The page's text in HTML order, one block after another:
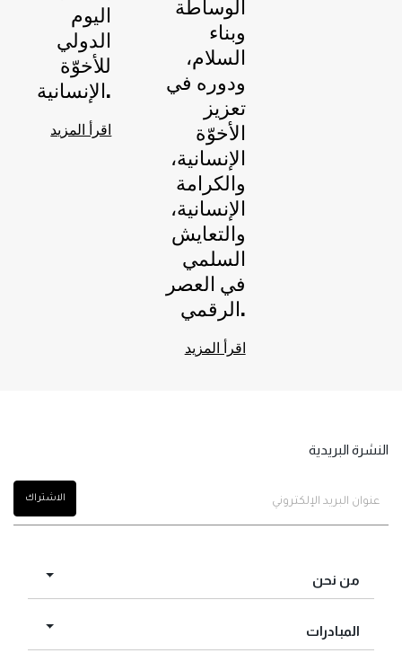
اليوم
الدولي
للأخوّة
الإنسانية.
اقرأ المزيد
الوساطة
وبناء
السلام،
ودوره في
تعزيز
الأخوّة
الإنسانية،
والكرامة
الإنسانية،
والتعايش
السلمي
في العصر
الرقمي.
اقرأ المزيد
النشرة البريدية
من نحن
المبادرات